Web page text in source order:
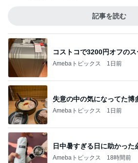
記事を読む
コストコで3200円オフの
Amebaトピックス 1日前
失意の中の気になってた博
Amebaトピックス 1日前
日中暑すぎる日に助かった
Amebaトピックス 18時間前